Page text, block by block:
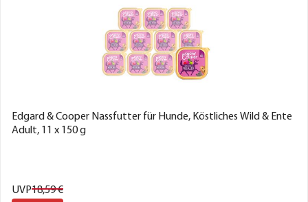
Edgard & Cooper Nassfutter für Hunde, Köstliches Wild & Ente
Adult, 11 x 150 g
UVP18,59€